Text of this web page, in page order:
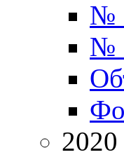
№
№
2020